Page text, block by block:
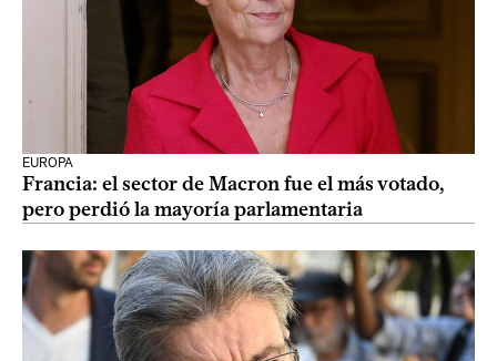
EUROPA
Francia: el sector de Macron fue el más votado,
pero perdió la mayoría parlamentaria